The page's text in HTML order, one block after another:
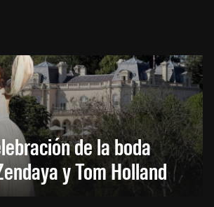
de la boda
y Tom Holland